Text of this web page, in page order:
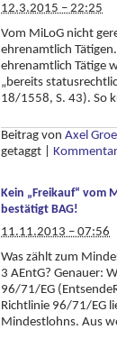
12.3.2015 – 22:25
Vom MiLoG nicht
ehrenamtlich
ehrenamtlich Tätige
„bereits
18/1558, S. 43). So
Beitrag von Axel
getaggt
Kein „Freikauf“ vom
bestätigt BAG!
11.11.2013 – 07:56
Was zählt zum
3 AEntG? Genauer:
96/71/EG
Richtlinie 96/71/EG
Mindestlohns. Aus